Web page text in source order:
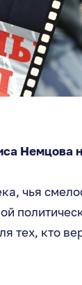
Немцова
чья
тех, кто